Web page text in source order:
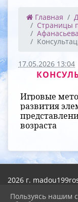
Главная
Страницы
17.05.2026 13:04
Игровые
развития
возраста
2026 г.
Карта сайта
Пользуясь нашим